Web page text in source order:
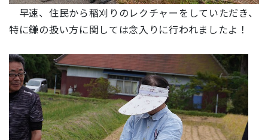
早速、住民から稲刈りのレクチャーをしていただき、
特に鎌の扱い方に関しては念入りに行われましたよ！